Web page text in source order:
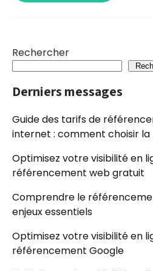
Rechercher
Derniers messages
Guide des tarifs de
internet : comment choisir la
Optimisez votre visibilité en
référencement web gratuit
Comprendre le
enjeux essentiels
Optimisez votre visibilité en
référencement Google